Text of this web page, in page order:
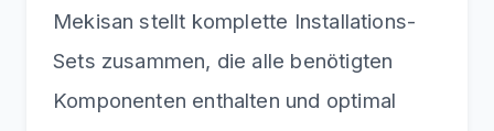
Mekisan stellt komplette Installations-
Sets zusammen, die alle benötigten
Komponenten enthalten und optimal